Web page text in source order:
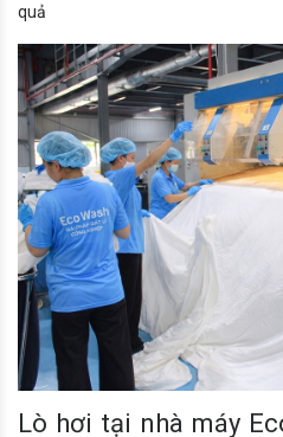
quả
Lò hơi tại nhà máy